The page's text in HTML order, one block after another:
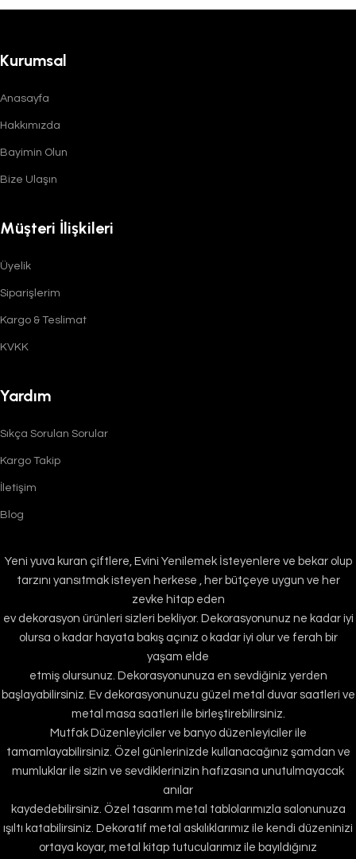
Kurumsal
Anasayfa
Hakkımızda
Bayimin Olun
Bize Ulaşın
Müşteri İlişkileri
Üyelik
Siparişlerim
Kargo & Teslimat
KVKK
Yardım
Sıkça Sorulan Sorular
Kargo Takip
İletişim
Blog
Yeni yuva kuran çiftlere, Evini Yenilemek İsteyenlere ve bekar olup
tarzını yansıtmak isteyen herkese , her bütçeye uygun ve her
zevke hitap eden
ev dekorasyon ürünleri sizleri bekliyor. Dekorasyonunuz ne kadar iyi
olursa o kadar hayata bakış açınız o kadar iyi olur ve ferah bir
yaşam elde
etmiş olursunuz. Dekorasyonunuza en sevdiğiniz yerden
başlayabilirsiniz. Ev dekorasyonunuzu güzel metal duvar saatleri ve
metal masa saatleri ile birleştirebilirsiniz.
Mutfak Düzenleyiciler ve banyo düzenleyiciler ile
tamamlayabilirsiniz. Özel günlerinizde kullanacağınız şamdan ve
mumluklar ile sizin ve sevdiklerinizin hafızasına unutulmayacak
anılar
kaydedebilirsiniz. Özel tasarım metal tablolarımızla salonunuza
ışıltı katabilirsiniz. Dekoratif metal askılıklarımız ile kendi düzeninizi
ortaya koyar, metal kitap tutucularımız ile bayıldığınız